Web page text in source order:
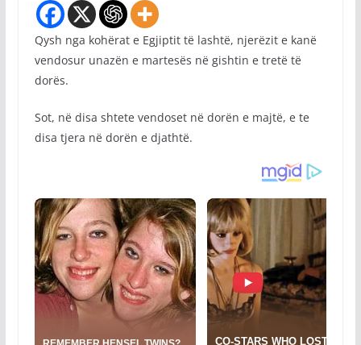
Qysh nga kohërat e Egjiptit të lashtë, njerëzit e kanë
vendosur unazën e martesës në gishtin e tretë të
dorës.
Sot, në disa shtete vendoset në dorën e majtë, e te
disa tjera në dorën e djathtë.